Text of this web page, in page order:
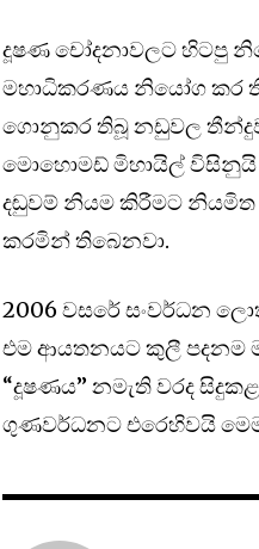
දූෂණ චෝදනාවලට හිටපු
මහාධිකරණය නියෝග කර
ගොනුකර තිබූ නඩුවල
මොහොමඩ් මිහායිල් විසිනුයි
දඬුවම් නියම කිරීමට නියමිත
කරමින් තිබෙනවා.
2006 වසරේ සංවර්ධන
එම ආයතනයට කුලී පදනම
“දූෂණය” නමැති වරද
ගුණවර්ධනට එරෙහිවයි